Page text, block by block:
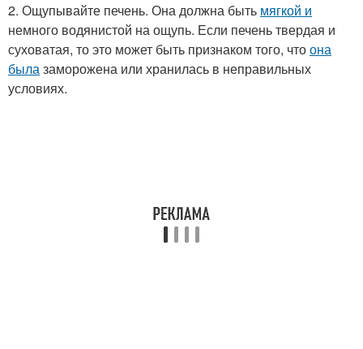
2. Ощупывайте печень. Она должна быть мягкой и
немного водянистой на ощупь. Если печень твердая и
суховатая, то это может быть признаком того, чтоона
былазаморожена или хранилась в неправильных
условиях.